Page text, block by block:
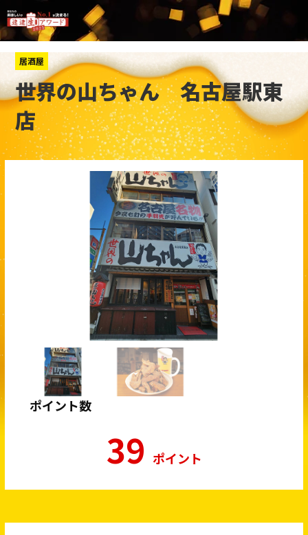
居酒屋
世界の山ちゃん 名古屋駅東
店
ポイント数
39 ポイント